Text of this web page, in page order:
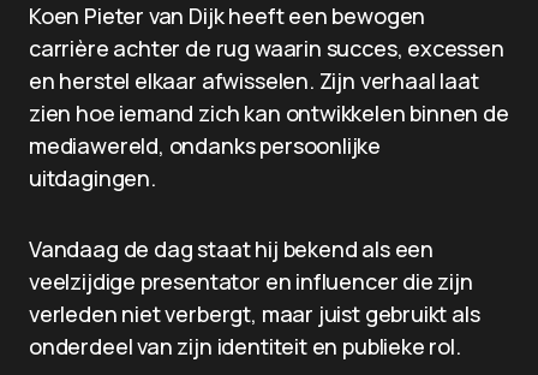
Koen Pieter van Dijk heeft een bewogen
carrière achter de rug waarin succes, excessen
en herstel elkaar afwisselen. Zijn verhaal laat
zien hoe iemand zich kan ontwikkelen binnen de
mediawereld, ondanks persoonlijke
uitdagingen.
Vandaag de dag staat hij bekend als een
veelzijdige presentator en influencer die zijn
verleden niet verbergt, maar juist gebruikt als
onderdeel van zijn identiteit en publieke rol.